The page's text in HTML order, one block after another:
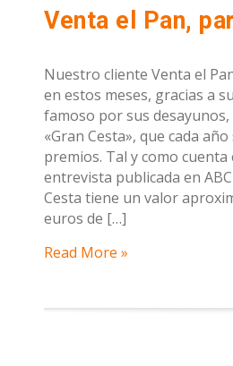
Nuestro cliente Venta el
en estos meses, gracias a
famoso por sus
«Gran Cesta», que cada
premios. Tal y como
entrevista publicada en
Cesta tiene un valor
euros de […]
Read More »